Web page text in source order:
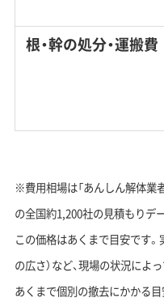
根・幹の処分・運搬費
※費用相場は「あんしん解体業
の全国約1,200社の見積もりデ
この価格はあくまで目安です
の広さ）など、現場の状況によ
あくまで個別の撤去にかかる